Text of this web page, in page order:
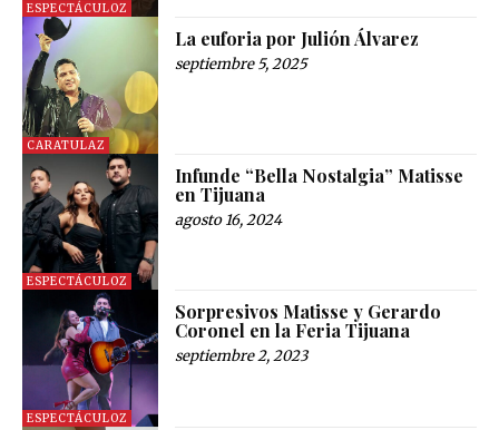
ESPECTÁCULOZ
CARATULAZ
La euforia por Julión Álvarez
septiembre 5, 2025
ESPECTÁCULOZ
Infunde “Bella Nostalgia” Matisse
en Tijuana
agosto 16, 2024
ESPECTÁCULOZ
Sorpresivos Matisse y Gerardo
Coronel en la Feria Tijuana
septiembre 2, 2023